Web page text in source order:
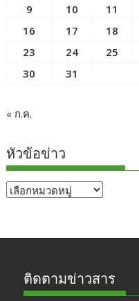
9
10 11
16
17 18
23
24 25
30
31
« ก.ค.
หัวข้อข่าว
หัวข้อ
ติดตามข่าวสาร